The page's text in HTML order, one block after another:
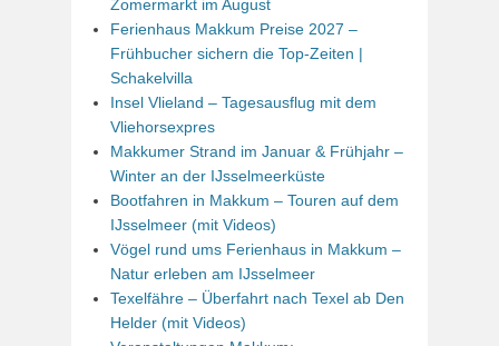
Zomermarkt im August
Ferienhaus Makkum Preise 2027 –
Frühbucher sichern die Top-Zeiten |
Schakelvilla
Insel Vlieland – Tagesausflug mit dem
Vliehorsexpres
Makkumer Strand im Januar & Frühjahr –
Winter an der IJsselmeerküste
Bootfahren in Makkum – Touren auf dem
IJsselmeer (mit Videos)
Vögel rund ums Ferienhaus in Makkum –
Natur erleben am IJsselmeer
Texelfähre – Überfahrt nach Texel ab Den
Helder (mit Videos)